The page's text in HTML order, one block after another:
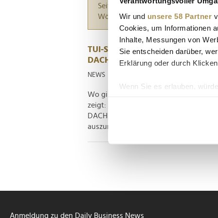
Wir und unsere 58 Partner
Cookies, um Informationen
Inhalte, Messungen von
Sie entscheiden darüber,
Erklärung oder durch
Wenn Sie es erlauben,
Erfahren Sie mehr darüber,
Seiten suchen, die genau diese
Wörter zwischen
TUI-Schnitzel-Ranking 2026: KI
DACH-Raum
NEWS
Wo gibt es das beste Schnitzel? Eine
zeigt: Österreich dominiert die
DACH-Ranking an. Doch über allem
auszumachen, wo es das beste
Anmeldung zu den Daily Business News